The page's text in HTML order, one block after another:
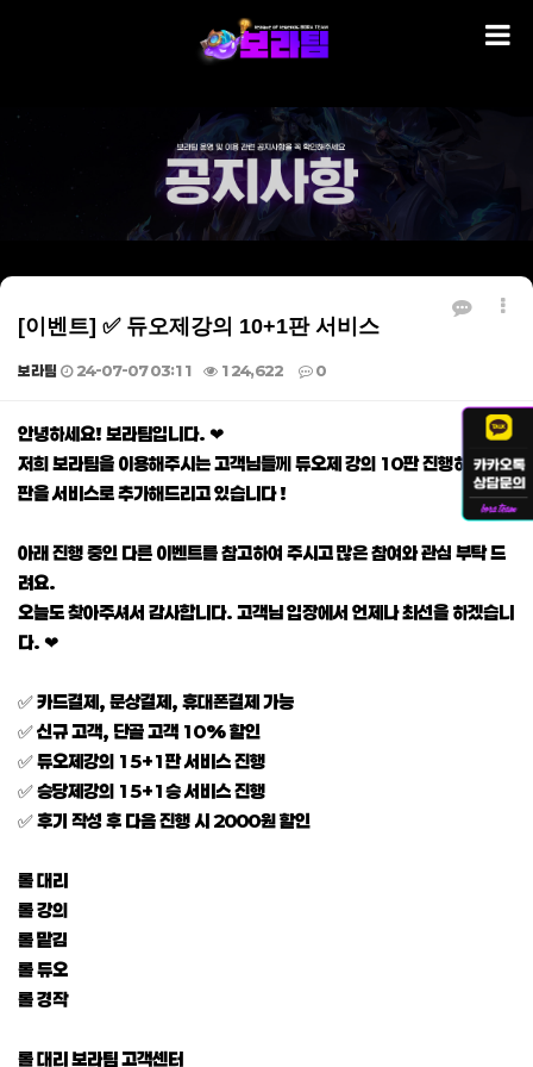
[이벤트] ✅ 듀오제강의 10+1판 서비스
보라팀 24-07-07 03:11 124,622 0
본문
안녕하세요! 보라팀입니다. ❤
저희 보라팀을 이용해주시는 고객님들께 듀오제 강의 10판 진행하시면 1
판을 서비스로 추가해드리고 있습니다 !
아래 진행 중인 다른 이벤트를 참고하여 주시고 많은 참여와 관심 부탁 드
려요.
오늘도 찾아주셔서 감사합니다. 고객님 입장에서 언제나 최선을 하겠습니
다. ❤
✅ 카드결제, 문상결제, 휴대폰결제 가능
✅ 신규 고객, 단골 고객 10% 할인
✅ 듀오제강의 15+1판 서비스 진행
✅ 승당제강의 15+1승 서비스 진행
✅ 후기 작성 후 다음 진행 시 2000원 할인
롤 대리
롤 강의
롤 맡김
롤 듀오
롤 경작
롤 대리 보라팀 고객센터